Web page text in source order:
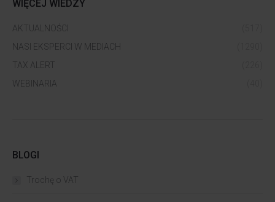
WIĘCEJ WIEDZY
AKTUALNOŚCI
NASI EKSPERCI W MEDIACH
TAX ALERT
WEBINARIA
BLOGI
Trochę o VAT